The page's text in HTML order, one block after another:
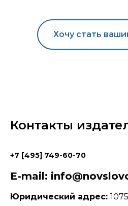
Хочу стать
Контакты
+7 [495] 749-60-70
E-mail:
Юридический адрес: